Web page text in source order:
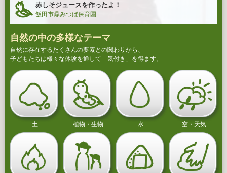
赤しそジュースを作ったよ！
飯田市鼎みつば保育園
自然の中の多様なテーマ
自然に存在するたくさんの要素との関わりから、
子どもたちは様々な体験を通して「気付き」を得ます。
土 植物・生物 水 空・天気